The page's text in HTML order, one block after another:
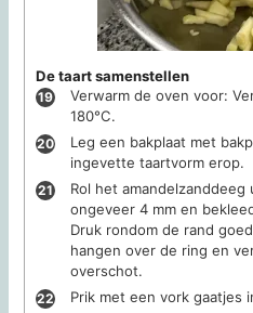
De taart samenstellen
Verwarm de oven voor:
180°C.
Leg een bakplaat met
ingevette taartvorm erop.
Rol het
ongeveer 4 mm en
Druk rondom de rand
hangen over de ring en
overschot.
Prik met een vork gaatjes